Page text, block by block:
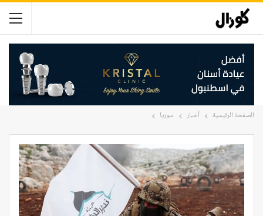
الصفحة الرئيسية أخبار سوريا